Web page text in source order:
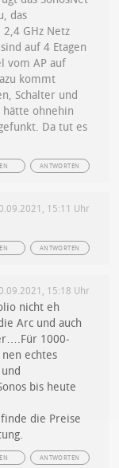
das
GHz Netz
auf 4 Etagen
vom AP auf
kommt
Schalter und
hätte ohnehin
Da tut es
ANTWORTEN
15:11 Uhr
ANTWORTEN
15:18 Uhr
nicht eh
Arc und auch
1000-
echtes
bis heute
die Preise
ANTWORTEN